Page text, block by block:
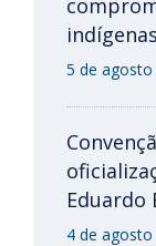
indígenas
5 de agosto
Eduardo
4 de agosto